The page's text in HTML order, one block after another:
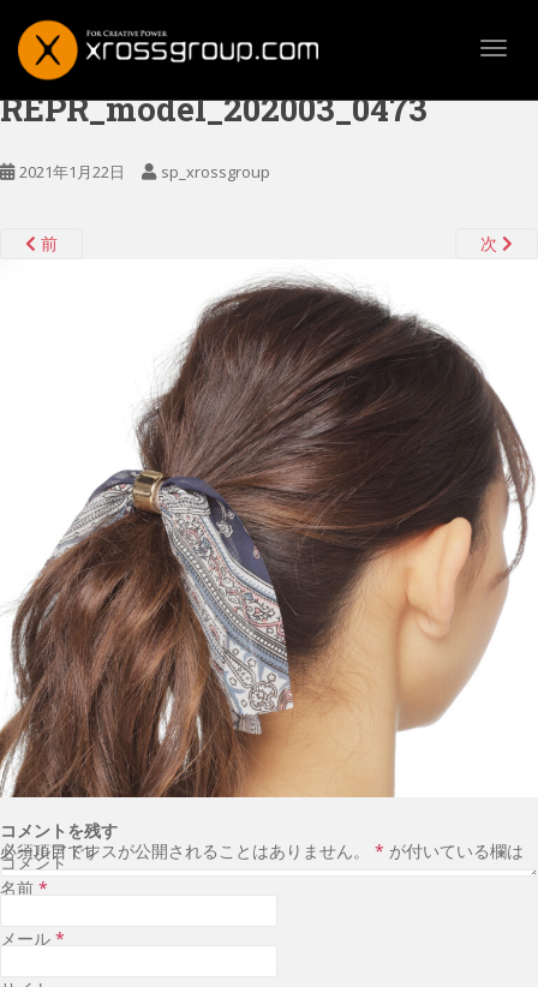
REPR_model_202003_0473
2021年1月22日 sp_xrossgroup
前 次
コメントを残す
メールアドレスが公開されることはありません。
*
が付いている欄は必須項目です
コメント
名前 *
メール *